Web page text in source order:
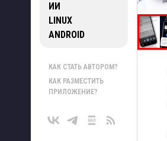
ИИ
LINUX
ANDROID
КАК СТАТЬ АВТОРОМ?
КАК РАЗМЕСТИТЬ
ПРИЛОЖЕНИЕ?